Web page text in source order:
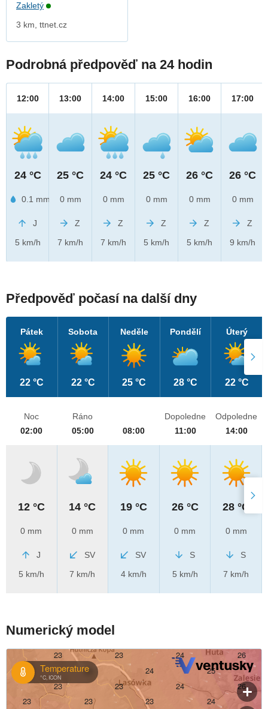
Zakletý
3 km, ttnet.cz
Podrobná předpověď na 24 hodin
12:00
24 °C
0.1 mm
J
5 km/h
13:00
25 °C
0 mm
Z
7 km/h
14:00
24 °C
0 mm
Z
7 km/h
15:00
25 °C
0 mm
Z
5 km/h
16:00
26 °C
0 mm
Z
5 km/h
17:00
26 °C
0 mm
Z
9 km/h
Předpověď počasí na další dny
Pátek
22 °C
Sobota
22 °C
Neděle
25 °C
Pondělí
28 °C
Úterý
22 °C
Noc
02:00
12 °C
0 mm
J
5 km/h
Ráno
05:00
14 °C
0 mm
SV
7 km/h
08:00
19 °C
0 mm
SV
4 km/h
Dopoledne
11:00
26 °C
0 mm
S
5 km/h
Odpoledne
14:00
28 °C
0 mm
S
7 km/h
Numerický model